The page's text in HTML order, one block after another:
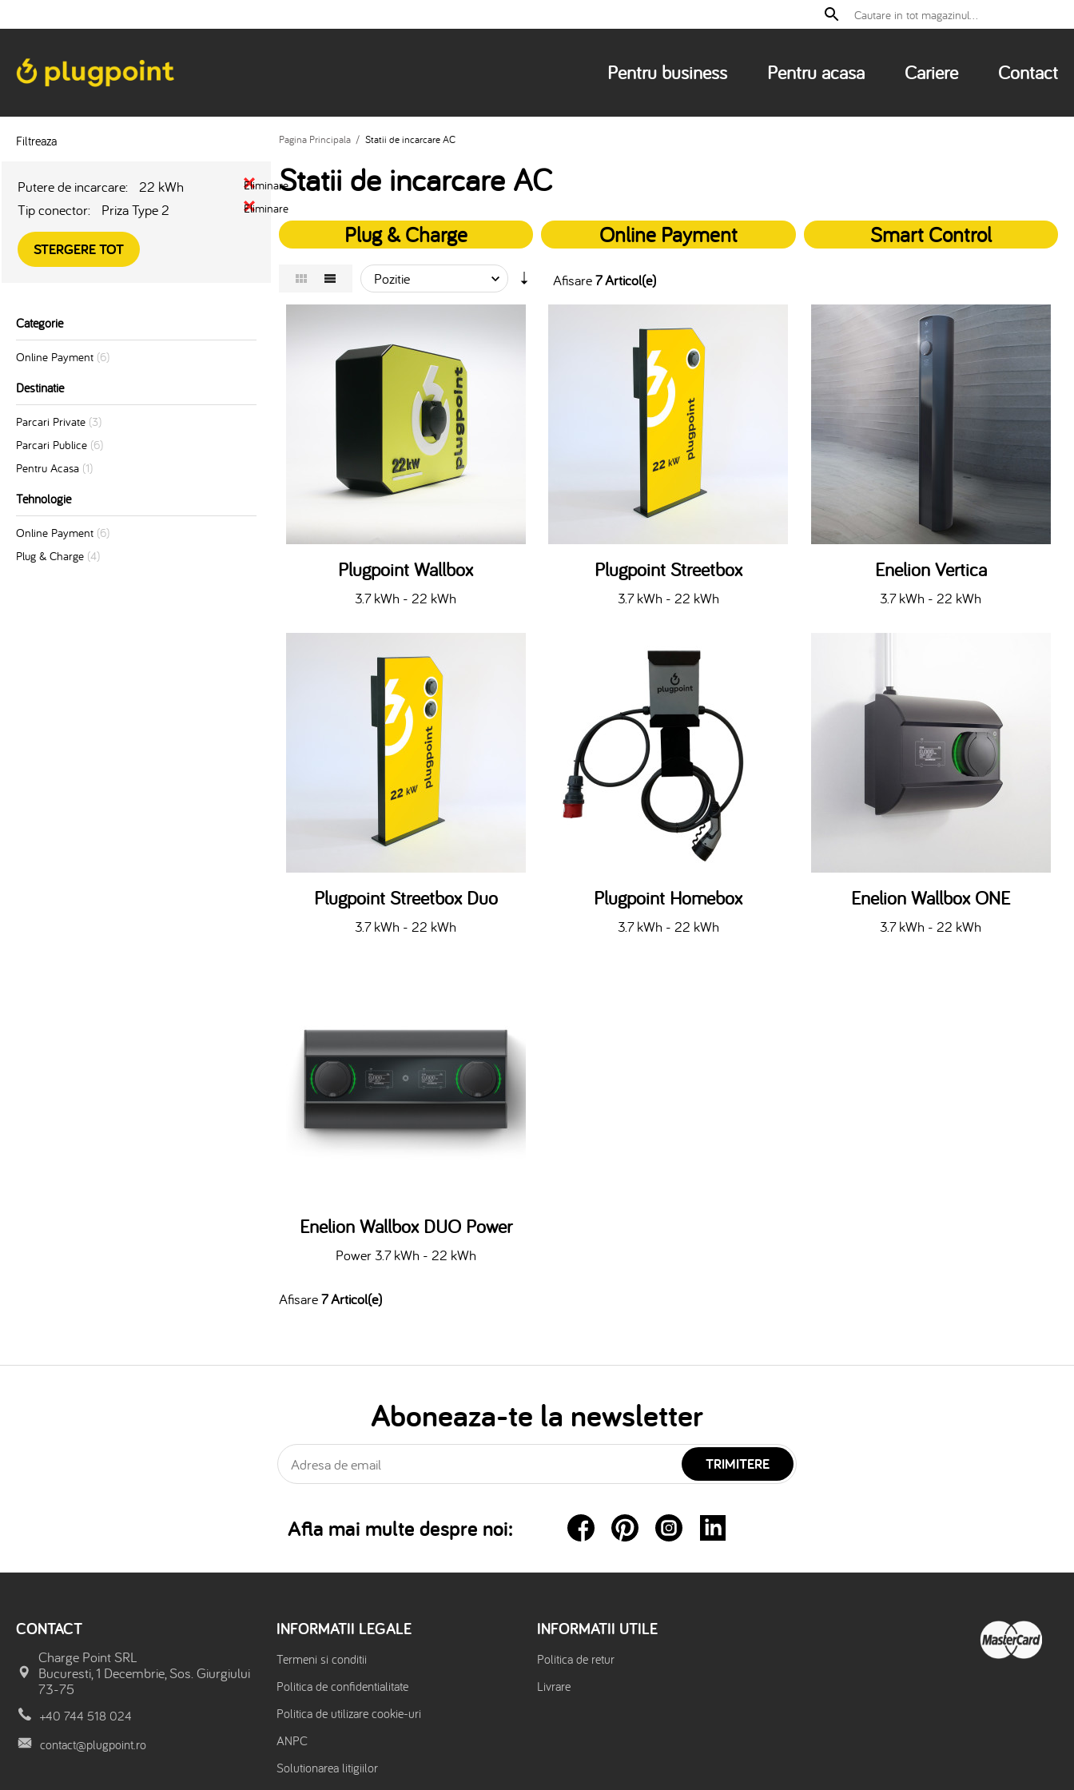
Pentru business Pentru acasa Cariere Contact
Filtreaza
Putere de incarcare: 22 kWh Eliminare
Tip conector: Priza Type 2 Eliminare
STERGERE TOT
Categorie
Online Payment (6)
Destinatie
Parcari Private (3)
Parcari Publice (6)
Pentru Acasa (1)
Tehnologie
Online Payment (6)
Plug & Charge (4)
Pagina Principala / Statii de incarcare AC
Statii de incarcare AC
Plug & Charge Online Payment Smart Control
Afisare7 Articol(e)
Plugpoint Wallbox
3.7 kWh - 22 kWh
Plugpoint Streetbox
3.7 kWh - 22 kWh
Enelion Vertica
3.7 kWh - 22 kWh
Plugpoint Streetbox Duo
3.7 kWh - 22 kWh
Plugpoint Homebox
3.7 kWh - 22 kWh
Enelion Wallbox ONE
3.7 kWh - 22 kWh
Enelion Wallbox DUO Power
Power 3.7 kWh - 22 kWh
Afisare7 Articol(e)
Aboneaza-te la newsletter
TRIMITERE
Afla mai multe despre noi:
CONTACT
Charge Point SRL
Bucuresti, 1 Decembrie, Sos. Giurgiului
73-75
+40 744 518 024
contact@plugpoint.ro
INFORMATII LEGALE
Termeni si conditii
Politica de confidentialitate
Politica de utilizare cookie-uri
ANPC
Solutionarea litigiilor
INFORMATII UTILE
Politica de retur
Livrare